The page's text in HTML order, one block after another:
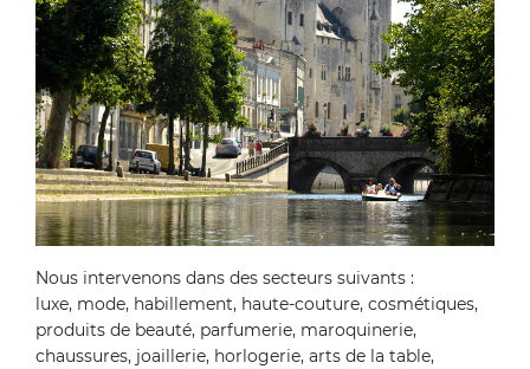
Nous intervenons dans des secteurs suivants :
luxe, mode, habillement, haute-couture, cosmétiques,
produits de beauté, parfumerie, maroquinerie,
chaussures, joaillerie, horlogerie, arts de la table,